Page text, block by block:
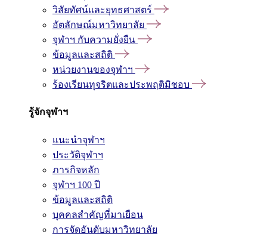
วิสัยทัศน์และยุทธศาสตร์
อัตลักษณ์มหาวิทยาลัย
จุฬาฯ กับความยั่งยืน
ข้อมูลและสถิติ
หน่วยงานของจุฬาฯ
ร้องเรียนทุจริตและประพฤติมิชอบ
รู้จักจุฬาฯ
แนะนำจุฬาฯ
ประวัติจุฬาฯ
ภารกิจหลัก
จุฬาฯ 100 ปี
ข้อมูลและสถิติ
บุคคลสำคัญที่มาเยือน
การจัดอันดับมหาวิทยาลัย